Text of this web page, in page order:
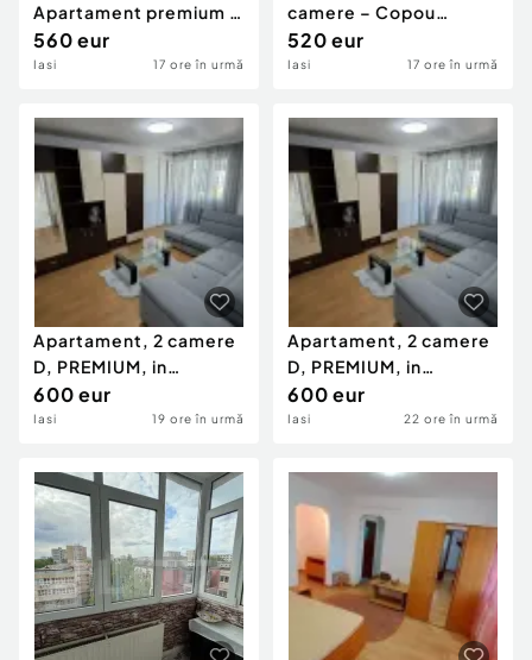
Apartament premium 2
camere – Copou
(Exclus
560 eur
Iasi 17 ore în urmă
camere – Copou
(Exclusive Residence)
520 eur
Iasi 17 ore în urmă
Apartament, 2 camere
D, PREMIUM, in
Independentei
600 eur
Iasi 19 ore în urmă
Apartament, 2 camere
D, PREMIUM, in
Independentei
600 eur
Iasi 22 ore în urmă